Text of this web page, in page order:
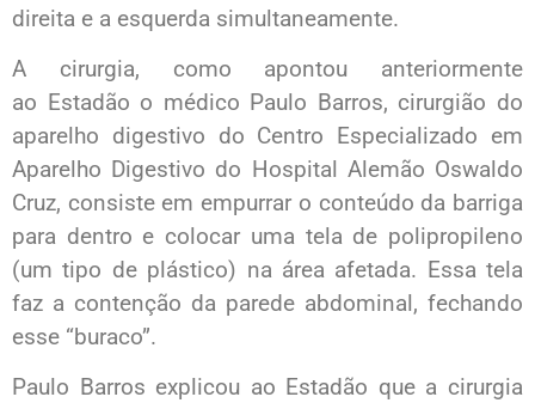
direita e a esquerda simultaneamente.
A cirurgia, como apontou anteriormente
ao Estadão o médico Paulo Barros, cirurgião do
aparelho digestivo do Centro Especializado em
Aparelho Digestivo do Hospital Alemão Oswaldo
Cruz, consiste em empurrar o conteúdo da barriga
para dentro e colocar uma tela de polipropileno
(um tipo de plástico) na área afetada. Essa tela
faz a contenção da parede abdominal, fechando
esse “buraco”.
Paulo Barros explicou ao Estadão que a cirurgia